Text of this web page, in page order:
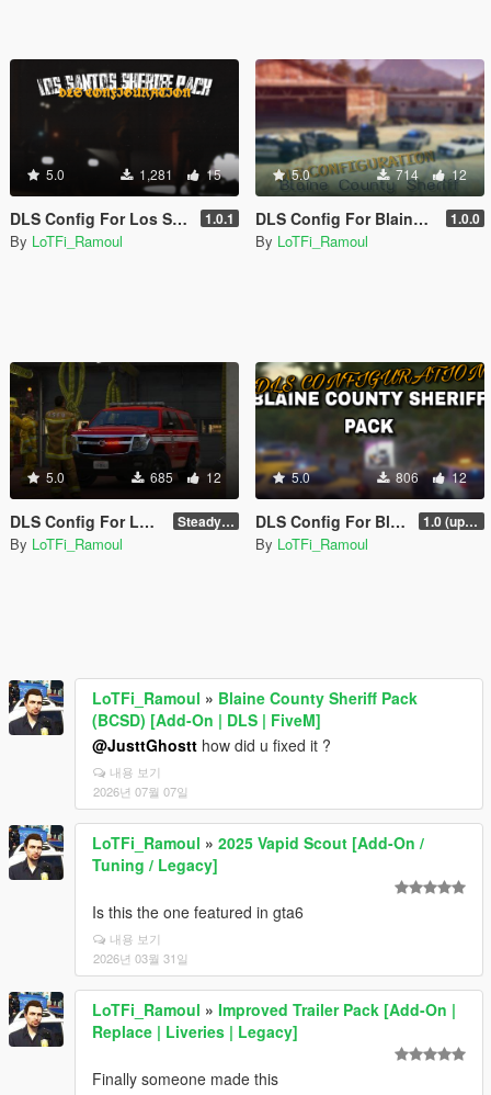
5.0 1,281 15
DLS Config For Los Santos County Sheriff Pack 1.0.1
By LoTFi_Ramoul
5.0 714 12
DLS Config For Blaine County Sheriff Pack Mini 1.0.0
By LoTFi_Ramoul
5.0 685 12
DLS Config For LSFD Declasse Granger 3600LX Steady Burn
By LoTFi_Ramoul
5.0 806 12
DLS Config For Blaine County Sheriff Pack 1.0 (update coming soon)
By LoTFi_Ramoul
LoTFi_Ramoul » Blaine County Sheriff Pack
(BCSD) [Add-On | DLS | FiveM]
@JusttGhostt how did u fixed it ?
내용 보기
2026년 07월 07일
LoTFi_Ramoul » 2025 Vapid Scout [Add-On /
Tuning / Legacy]
Is this the one featured in gta6
내용 보기
2026년 03월 31일
LoTFi_Ramoul » Improved Trailer Pack [Add-On |
Replace | Liveries | Legacy]
Finally someone made this